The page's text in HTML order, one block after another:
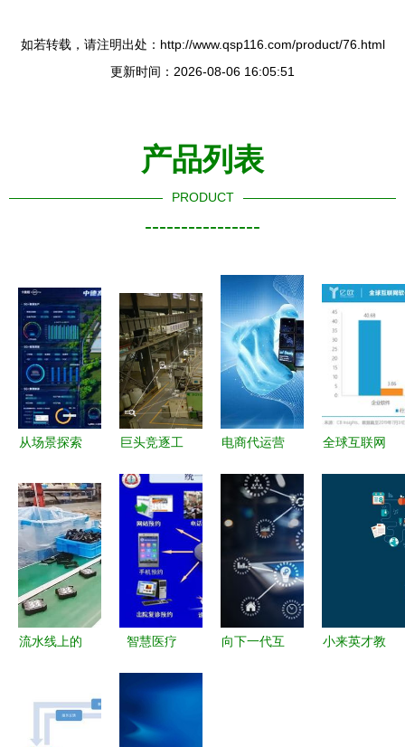
如若转载，请注明出处：http://www.qsp116.com/product/76.html
更新时间：2026-08-06 16:05:51
产品列表
PRODUCT
----------------
从场景探索
决方案 卡
奥斯引领
5G+工业互
联网走深走
实
巨头竞逐工
阿里云如何
以“新制
造”开启万
亿新风口
电商代运营
威榜单 赋
能品牌增长
的互联网服
务伙伴
全球互联网
独角兽格局
美国企业持
流水线上的
后人生
智慧医疗
触手可及
向下一代互
小来英才教